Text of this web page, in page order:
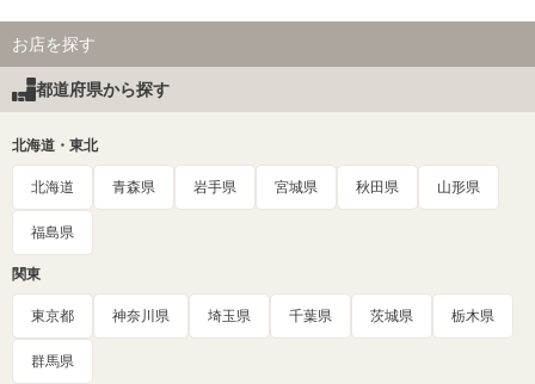
お店を探す
都道府県から探す
北海道・東北
北海道 青森県 岩手県 宮城県 秋田県 山形県
福島県
関東
東京都 神奈川県 埼玉県 千葉県 茨城県 栃木県
群馬県